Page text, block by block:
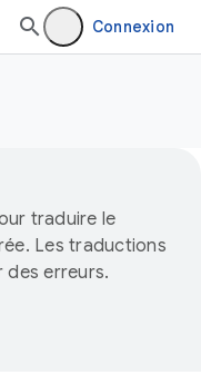
Connexion
traduire le
Les traductions
des erreurs.